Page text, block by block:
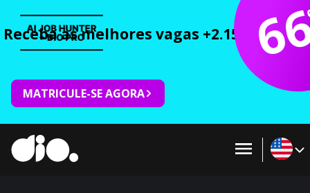
Receba as melhores vagas +2.150 cursos
MATRICULE-SE AGORA